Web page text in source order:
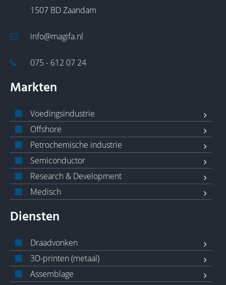
1507 BD Zaandam
info@magifa.nl
075 - 612 07 24
Markten
Voedingsindustrie
Offshore
Petrochemische industrie
Semiconductor
Research & Development
Medisch
Diensten
Draadvonken
3D-printen (metaal)
Assemblage